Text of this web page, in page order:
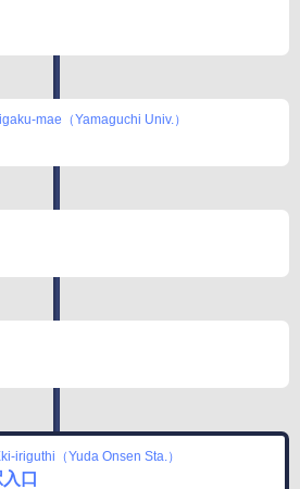
mae（Yamaguchi Univ.）
iriguthi（Yuda Onsen Sta.）
口